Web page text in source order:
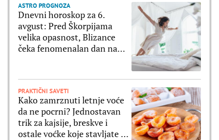
ASTRO PROGNOZA
Dnevni horoskop za 6.
avgust: Pred Škorpijama
velika opasnost, Blizance
čeka fenomenalan dan na
PRAKTIČNI SAVETI
Kako zamrznuti letnje voće
da ne pocrni? Jednostavan
trik za kajsije, breskve i
ostale voćke koje stavljate u